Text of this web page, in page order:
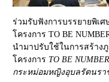
ร่วมรับฟังการบรรยายพิเ
โครงการ TO BE
นำมาปรับใช้ในการสร้าง
โครงการ TO BE
กระหม่อมหญิงอุบลรัตนร